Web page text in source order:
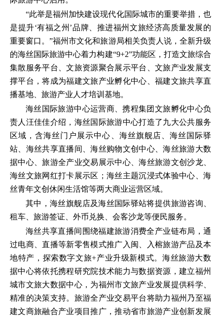
“此举是福州加快建设现代化国际城市的重要举措，也
是提升‘有福之州’品牌、推进福州文旅经济高质量发展的
重要窗口。”福州市文化和旅游局相关负责人说，全新升级
的海丝国际旅游中心着力构建“9+2”功能区，打造文旅综合
集散服务平台、文旅资源聚合展示平台、文旅产业发展支
撑平台，将成为福建文旅产业孵化中心、福建文旅共享直
播基地、旅游产业人才培训基地。
海丝国际旅游中心运营商、携程集团文旅孵化中心负
责人汪佳佳介绍，海丝国际旅游中心打造了九大公共服务
区域，含海丝门户展示中心、海丝旗舰店、海丝国际驿
站、海丝共享直播间、海丝购物文创中心、海丝旅游大数
据中心、旅游全产业交易展示中心、海丝旅游文创沙龙、
海丝文旅网红打卡展示区；海丝主题沉浸式体验中心、海
丝青年文创休闲生活馆等两大商业运营区域。
其中，海丝旗舰店及海丝国际驿站将提供旅游咨询、
租车、旅游签证、外币兑换、会客沙龙等便民服务。
海丝共享直播间围绕福建旅游消费全产业链布局，通
过电商、直播等新零售模式推广入闽、入榕旅游产品及本
地特产，探索数字文旅+产业升级新模式。海丝旅游大数
据中心将依托携程研究院技术能力与数据资源，建立福州
城市文旅大数据中心，为福州市文旅产业发展提供科学、
精准的决策支持。旅游全产业交易平台将助力福州乃至福
建文商旅融合产业项目推广，推动省市旅游产业创新发展